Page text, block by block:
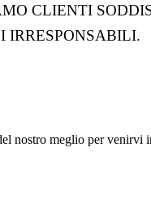
CLIENTI
IRRESPONSABILI.
nostro meglio per venirvi